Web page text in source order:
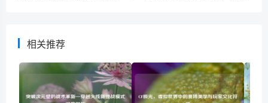
相关推荐